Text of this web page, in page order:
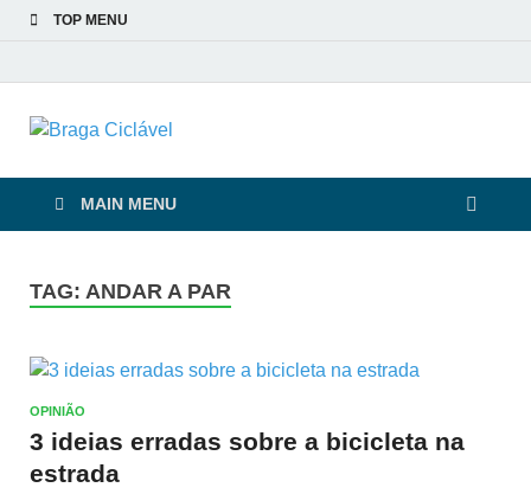
TOP MENU
Braga Ciclável
MAIN MENU
TAG: ANDAR A PAR
OPINIÃO
3 ideias erradas sobre a bicicleta na
estrada